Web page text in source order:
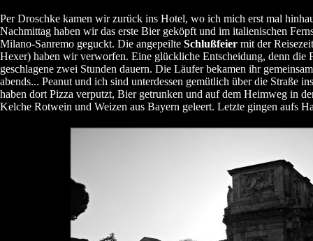
Per Droschke kamen wir zurück ins Hotel, wo ich mich erst mal
Nachmittag haben wir das erste Bier geköpft und im italienischen
Milano-Sanremo geguckt. Die angepeilte Schlußfeier mit der
Hexer) haben wir verworfen. Eine glückliche Entscheidung, denn die
geschlagene zwei Stunden dauern. Die Läufer bekamen ihr
abends... Peanut und ich sind unterdessen gemütlich über die Straße
haben dort Pizza verputzt, Bier getrunken und auf dem Heimweg in
Kelche Rotwein und Weizen aus Bayern geleert. Letzte gingen aufs